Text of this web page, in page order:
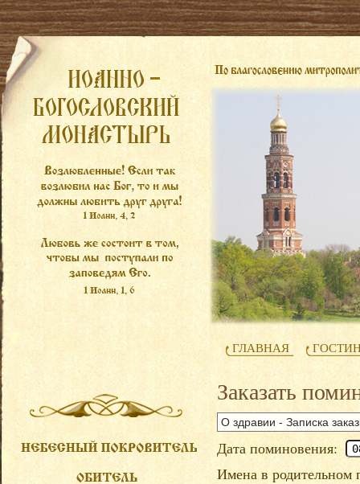
ГЛАВНАЯ
Заказать
Дата поминовения:
Имена в родительном